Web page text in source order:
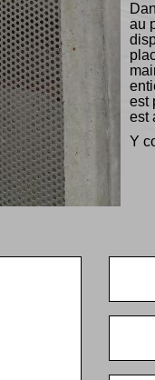
au
est
est
Y